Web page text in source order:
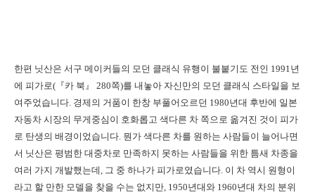
한편 닛산은 서구 메이커들의 모던 클래식 유행이 불붙기도 전인 1991년
에 피가로(『카 북』 280쪽)를 내놓아 자신만의 모던 클래식 스타일을 보
여주었습니다. 경제의 거품이 한창 부풀어오르던 1980년대 후반에 일본
자동차 시장의 무게중심이 호화롭고 색다른 차 쪽으로 옮겨진 것이 피가
로 탄생의 배경이었습니다. 뭔가 색다른 차를 원하는 사람들이 늘어나면
서 닛산은 평범한 대중차로 만족하지 못하는 사람들을 위한 틈새 차종을
여러 가지 개발했는데, 그 중 하나가 피가로였습니다. 이 차 역시 원형이
라고 할 만한 모델을 찾을 수는 없지만, 1950년대와 1960년대 차의 분위